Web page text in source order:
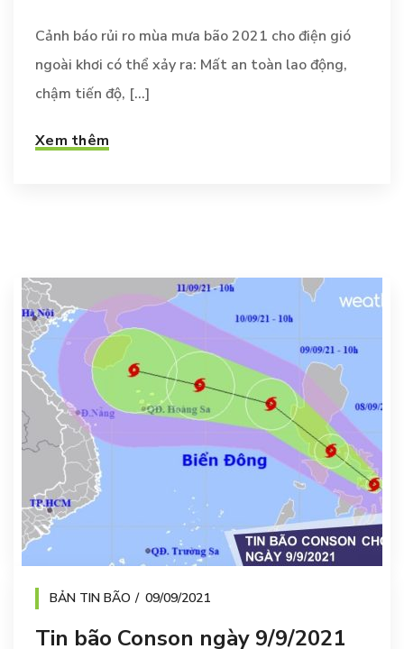
Cảnh báo rủi ro mùa mưa bão 2021 cho điện gió
ngoài khơi có thể xảy ra: Mất an toàn lao động,
chậm tiến độ, [...]
Xem thêm
BẢN TIN BÃO 09/09/2021
Tin bão Conson ngày 9/9/2021